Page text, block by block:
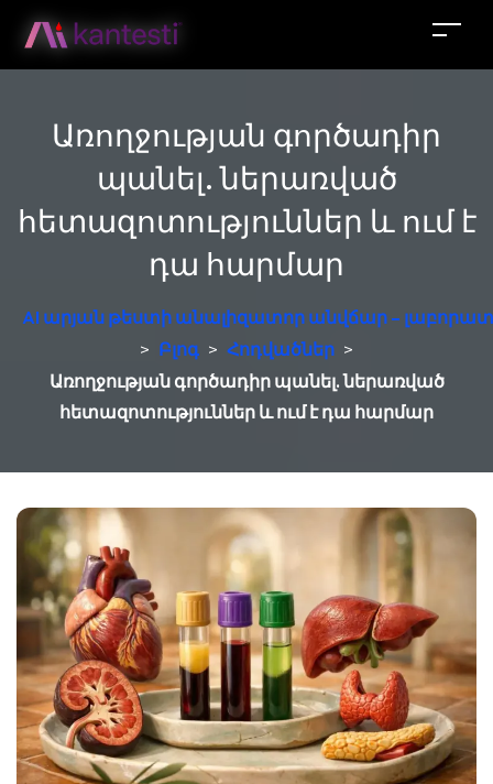
Առողջության գործադիր
պանել. ներառված
հետազոտություններ և ում է
դա հարմար
AI արյան թեստի անալիզատոր անվճար –
> Բլոգ > Հոդվածներ >
Առողջության գործադիր պանել. ներառված
հետազոտություններ և ում է դա հարմար